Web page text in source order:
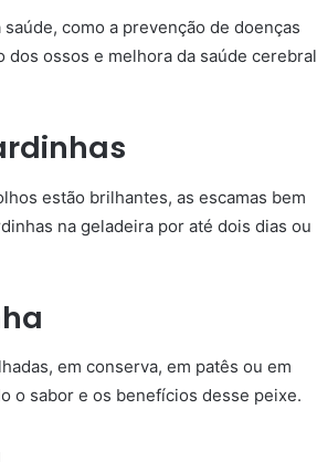
como a prevenção de doenças
ossos e melhora da saúde cerebral
estão brilhantes, as escamas bem
na geladeira por até dois dias ou
em conserva, em patês ou em
o sabor e os benefícios desse peixe.